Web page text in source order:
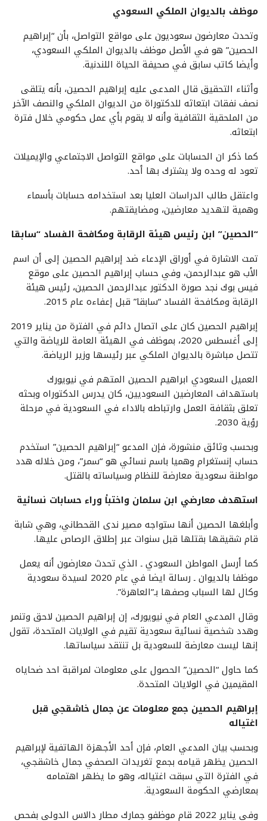
موظف بالديوان الملكي السعودي
وتحدث معارضون سعوديون على مواقع التواصل، بأن “إبراهيم
الحصين” هو في الأصل موظف بالديوان الملكي السعودي،
وأيضا كاتب سابق في صحيفة الحياة اللندنية.
وأثناء التحقيق قال المدعى عليه إبراهيم الحصين، بأنه يتلقى
نصف نفقات ابتعاثه للدكتوراة من الديوان الملكي والنصف الآخر
من الملحقية الثقافية وأنه لا يقوم بأي عمل حكومي خلال فترة
ابتعاثه.
كما ذكر ان الحسابات على مواقع التواصل الاجتماعي والإيميلات
تعود له وحده ولا يشترك بها أحد.
واعتقل طالب الدراسات العليا بعد استخدامه حسابات بأسماء
وهمية لتهديد معارضين، ومضايقتهم.
“الحصين” ابن رئيس هيئة الرقابة ومكافحة الفساد “سابقا
تمت الاشارة في أوراق الإدعاء ضد إبراهيم الحصين إلى أن اسم
الأب هو عبدالرحمن، وفي حساب إبراهيم الحصين على موقع
فيس بوك نجد صورة الدكتور عبدالرحمن الحصين، رئيس هيئة
الرقابة ومكافحة الفساد “سابقا” قبل إعفاءه عام 2015.
إبراهيم الحصين كان على اتصال دائم في الفترة من يناير 2019
إلى أغسطس 2020، بموظف في الهيئة العامة للرياضة والتي
تتصل مباشرة بالديوان الملكي عبر رئيسها وزير الرياضة.
العميل السعودي ابراهيم الحصين المتهم في نيويورك
باستهداف المعارضين السعوديين، كان يدرس الدكتوراه وبحثه
تعلق بثقافة العمل وارتباطه بالاداء في السعودية في مرحلة
رؤية 2030.
وبحسب وثائق منشورة، فإن المدعو “إبراهيم الحصين” استخدم
حساب إنستغرام وهميا باسم نسائي هو “سمر”، ومن خلاله هدد
مواطنة سعودية معارضة للنظام وسياساته بالقتل.
استهدف معارضي ابن سلمان واختبأ وراء حسابات نسائية
وأبلغها الحصين أنها ستواجه مصير ندى القحطاني، وهي شابة
قام شقيقها بقتلها قبل سنوات عبر إطلاق الرصاص عليها.
كما أرسل المواطن السعودي ـ الذي تحدث معارضون أنه يعمل
موظفا بالديوان ـ رسالة ايضا في عام 2020 لسيدة سعودية
وكال لها السباب وصفها بـ”العاهرة”.
وقال المدعي العام في نيويورك، إن إبراهيم الحصين لاحق وتنمر
وهدد شخصية نسائية سعودية تقيم في الولايات المتحدة، تقول
إنها ليست معارضة للسعودية بل تنتقد سياساتها.
كما حاول “الحصين” الحصول على معلومات لمراقبة احد ضحاياه
المقيمين في الولايات المتحدة.
إبراهيم الحصين جمع معلومات عن جمال خاشقجي قبل
اغتياله
وبحسب بيان المدعي العام، فإن أحد الأجهزة الهاتفية لإبراهيم
الحصين يظهر قيامه بجمع تغريدات الصحفي جمال خاشقجي،
في الفترة التي سبقت اغتياله، وهو ما يظهر اهتمامه
بمعارضي الحكومة السعودية.
وفي يناير 2022 قام موظفو جمارك مطار دالاس الدولي بفحص